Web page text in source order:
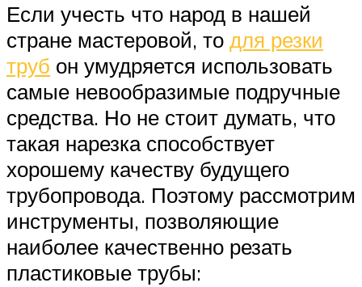
Если учесть что народ в нашей
стране мастеровой, то для резки
труб он умудряется использовать
самые невообразимые подручные
средства. Но не стоит думать, что
такая нарезка способствует
хорошему качеству будущего
трубопровода. Поэтому рассмотрим
инструменты, позволяющие
наиболее качественно резать
пластиковые трубы: